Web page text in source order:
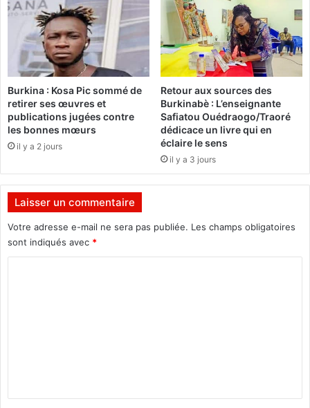
u
m
i
n
e
n
e
s
v
i
l
n
e
s
s
e
c
Burkina : Kosa Pic sommé de
retirer ses œuvres et
publications jugées contre
les bonnes mœurs
il y a 2 jours
Retour aux sources des
Burkinabè : L’enseignante
Safiatou Ouédraogo/Traoré
dédicace un livre qui en
éclaire le sens
il y a 3 jours
Laisser un commentaire
Votre adresse e-mail ne sera pas publiée. Les champs obligatoires
sont indiqués avec *